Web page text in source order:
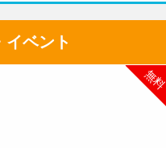
イベント
無料